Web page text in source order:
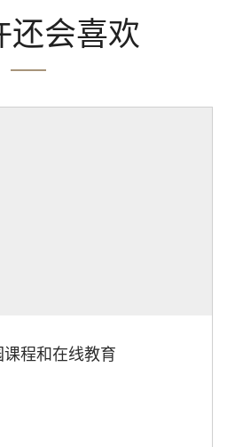
还会喜欢
程和在线教育